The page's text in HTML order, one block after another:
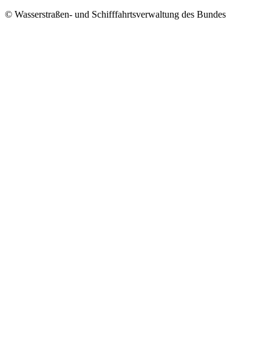
© Wasserstraßen- und Schifffahrtsverwaltung des Bundes